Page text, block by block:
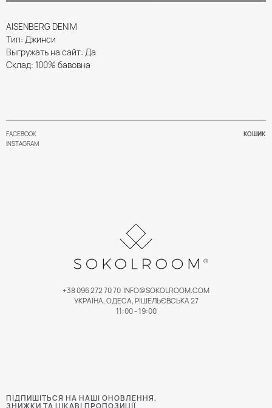
AISENBERG DENIM
Тип: Джинси
Выгружать на сайт: Да
Склад: 100% бавовна
FACEBOOK КОШИК
ПІДПИШІТЬСЯ НА НАШІ ОНОВЛЕННЯ,
+38 096 272 70 70 INFO@SOKOLROOM.COM
УКРАЇНА, ОДЕСА, РІШЕЛЬЄВСЬКА 27
11:00 - 19:00
INSTAGRAM